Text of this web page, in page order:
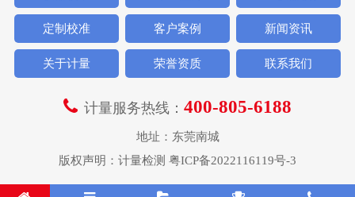
定制校准 客户案例 新闻资讯
关于计量 荣誉资质 联系我们
计量服务热线： 400-805-6188
地址：东莞南城
版权声明： 计量检测 粤ICP备2022116119号-3